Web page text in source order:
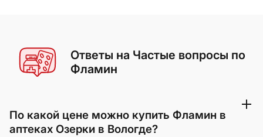
Ответы на Частые вопросы по
Фламин
По какой цене можно купить Фламин в
аптеках Озерки в Вологде?